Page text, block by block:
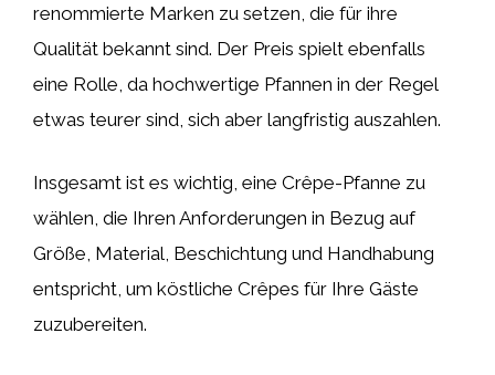
renommierte Marken zu setzen, die für ihre
Qualität bekannt sind. Der Preis spielt ebenfalls
eine Rolle, da hochwertige Pfannen in der Regel
etwas teurer sind, sich aber langfristig auszahlen.
Insgesamt ist es wichtig, eine Crêpe-Pfanne zu
wählen, die Ihren Anforderungen in Bezug auf
Größe, Material, Beschichtung und Handhabung
entspricht, um köstliche Crêpes für Ihre Gäste
zuzubereiten.